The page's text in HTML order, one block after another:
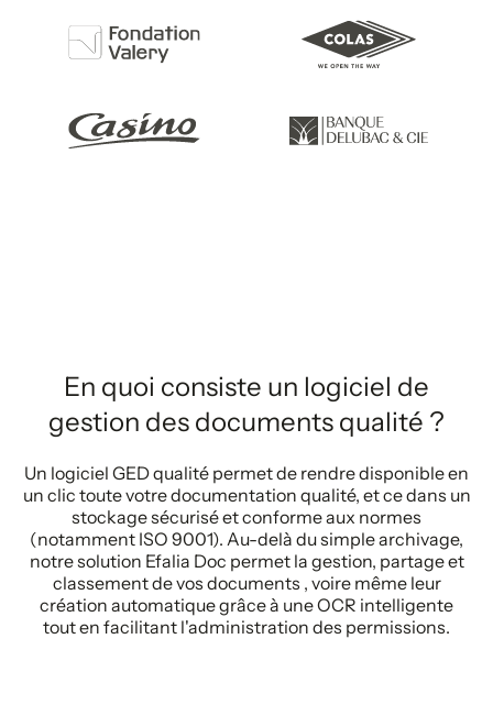
En quoi consiste un logiciel de
gestion des documents qualité ?
Un logiciel GED qualité permet de rendre disponible en
un clic toute votre documentation qualité, et ce dans un
stockage sécurisé et conforme aux normes
(notamment ISO 9001). Au-delà du simple archivage,
notre solution Efalia Doc permet la gestion, partage et
classement de vos documents , voire même leur
création automatique grâce à une OCR intelligente
tout en facilitant l'administration des permissions.